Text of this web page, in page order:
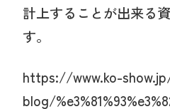
計上することが出来る
す。
https://www.ko-
blog/